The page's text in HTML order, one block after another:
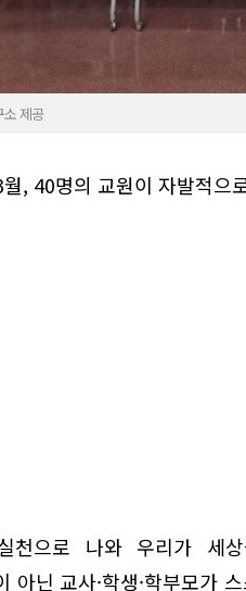
소 제공
, 40명의 교원이 자발적으
천으로 나와 우리가 세
아닌 교사·학생·학부모가